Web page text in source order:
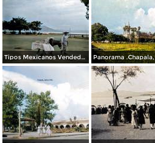
Tipos Mexicanos Vendedor de dulces Chapala, Jalisco 1961.